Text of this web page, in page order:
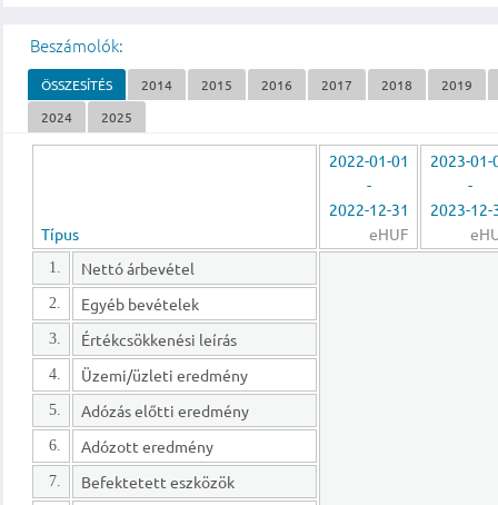
Beszámolók:
ÖSSZESÍTÉS 2014 2015 2016 2017 2018
2019
2024
2025
Típus
2022-01-01
-
2022-12-31
eHUF
2023-01-
-
2023-12-
1. Nettó árbevétel
2. Egyéb bevételek
3. Értékcsökkenési leírás
4. Üzemi/üzleti eredmény
5. Adózás előtti eredmény
6. Adózott eredmény
7. Befektetett eszközök